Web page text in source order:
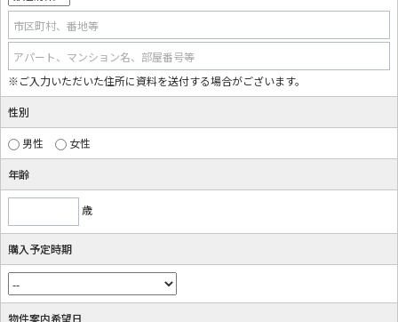
市区町村、番地等
アパート、マンション名、部屋番号等
※ご入力いただいた住所に資料を送付する場合がございます。
性別
男性 女性
年齢
歳
購入予定時期
物件案内希望日